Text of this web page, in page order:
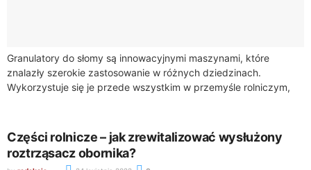
Granulatory do słomy są innowacyjnymi maszynami, które
znalazły szerokie zastosowanie w różnych dziedzinach.
Wykorzystuje się je przede wszystkim w przemyśle rolniczym,
Części rolnicze – jak zrewitalizować wysłużony
roztrząsacz obornika?